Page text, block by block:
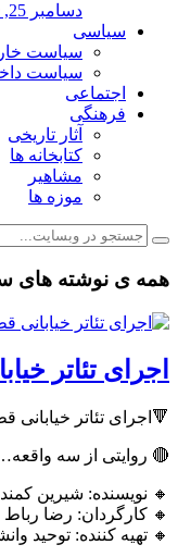
دسامبر 25, 2019
سیاسی
سیاست
سیاست
اجتماعی
فرهنگی
آثار تاریخی
کتابخانه ها
مشاهیر
موزه ها
همه ی نوشته های
اجرای تئاتر
🔻اجرای تئاتر خیابانی
🔴 روایتی از سه
🔸 نویسنده: شیرین
🔸 کارگردان: رضا
🔸 تهیه کننده: توحید